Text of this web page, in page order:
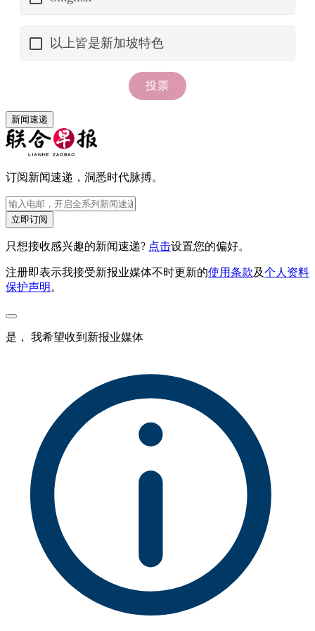
新闻速递
订阅新闻速递，洞悉时代脉搏。
立即订阅
只想接收感兴趣的新闻速递? 点击设置您的偏好。
注册即表示我接受新报业媒体不时更新的使用条款及个人资料
保护声明。
是， 我希望收到新报业媒体